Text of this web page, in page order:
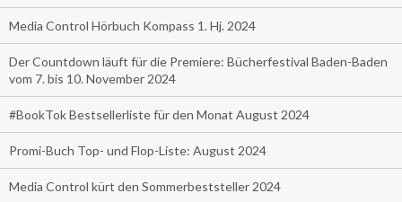
Media Control Hörbuch Kompass 1. Hj. 2024
Der Countdown läuft für die Premiere: Bücherfestival Baden-Baden
vom 7. bis 10. November 2024
#BookTok Bestsellerliste für den Monat August 2024
Promi-Buch Top- und Flop-Liste: August 2024
Media Control kürt den Sommerbeststeller 2024